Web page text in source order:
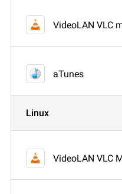
VideoLAN VLC
aTunes
Linux
VideoLAN VLC